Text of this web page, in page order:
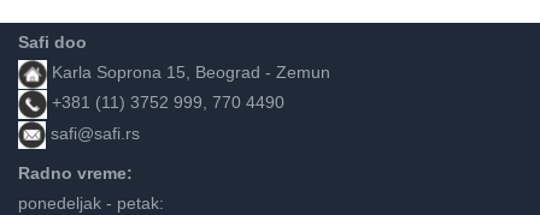
Safi doo
Karla Soprona 15, Beograd - Zemun
+381 (11) 3752 999, 770 4490
safi@safi.rs
Radno vreme:
ponedeljak - petak: